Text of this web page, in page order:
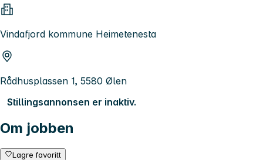
Vindafjord kommune Heimetenesta
Rådhusplassen 1, 5580 Ølen
Stillingsannonsen er inaktiv.
Om jobben
Lagre favoritt